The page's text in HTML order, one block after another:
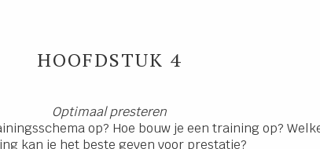
HOOFDSTUK 4
Optimaal presteren
op? Hoe bouw je een training op?
kan je het beste geven voor prestatie?